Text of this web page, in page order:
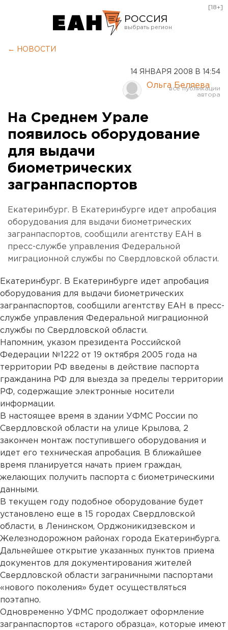
РОССИЯ
Курган
Оренбург
[18+]
← НОВОСТИ
14 ЯНВАРЯ 2008 В 14:54
Ольга Беляева
На Среднем Урале
появилось оборудование
для выдачи
биометрических
загранпаспортов
Екатеринбург. В Екатеринбурге идет апробация
оборудования для выдачи биометрических
загранпаспортов, сообщили агентству ЕАН в
пресс-службе управления Федеральной
миграционной службы по Свердловской области.
Екатеринбург. В Екатеринбурге идет апробация
оборудования для выдачи биометрических
загранпаспортов, сообщили агентству ЕАН в пресс-
службе управления Федеральной миграционной
службы по Свердловской области.
Напомним, указом президента Российской
Федерации №1222 от 19 октября 2005 года на
территории РФ введены в действие паспорта
гражданина РФ для выезда за пределы территории
РФ, содержащие электронные носители
информации.
В настоящее время в здании УФМС России по
Свердловской области на улице Крылова, 2
закончен монтаж поступившего оборудования и
идет его техническая апробация. В ближайшее
время планируется начать прием граждан,
желающих получить паспорта с биометрическими
данными.
В текущем году подобное оборудование будет
установлено еще в 15 городах Свердловской
области, в Ленинском, Орджоникидзевском и
Железнодорожном районах города Екатеринбурга.
Дальнейшее открытие указанных пунктов приема
документов для документирования жителей
Свердловской области заграничными паспортами
«нового поколения» будет осуществляться
поэтапно.
Одновременно УФМС продолжает оформление
загранпаспортов «старого образца», которые имеют